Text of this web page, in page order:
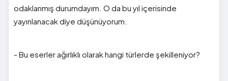
odaklanmış durumdayım. O da bu yıl içerisinde
yayınlanacak diye düşünüyorum.
- Bu eserler ağırlıklı olarak hangi türlerde şekilleniyor?